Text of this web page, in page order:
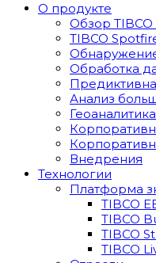
О продукте
Обзор
TIBCO
Обработка
Анализ
Геоаналитика
Внедрения
Технологии
Платформа
TIBCO
TIBCO
TIBCO
TIBCO